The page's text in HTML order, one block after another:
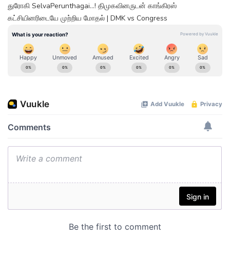
துரோகி SelvaPerunthagai...! திமுகவினருடன் காங்கிரஸ்
கட்சியினரிடையே முற்றிய மோதல் | DMK vs Congress